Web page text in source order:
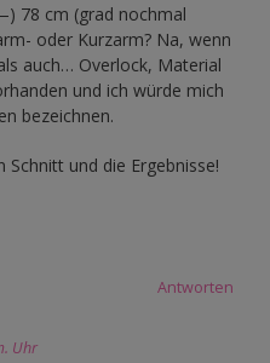
78 cm (grad nochmal
oder Kurzarm? Na, wenn
auch… Overlock, Material
und ich würde mich
bezeichnen.
Schnitt und die Ergebnisse!
Antworten
Uhr